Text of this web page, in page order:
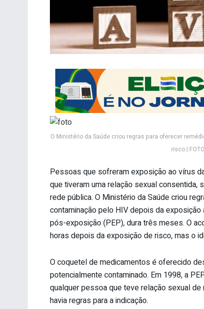
O Ministério da Saúde criou regras para oferecer
risco |
Pessoas que sofreram exposição ao vírus
que tiveram uma relação sexual
rede pública. O Ministério da Saúde criou
contaminação pelo HIV depois da
pós-exposição (PEP), dura três meses. O
horas depois da exposição de risco, mas o
O coquetel de medicamentos é oferecido
potencialmente contaminado. Em 1998, a
qualquer pessoa que teve relação sexual
havia regras para a indicação.